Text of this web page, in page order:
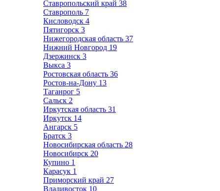
Ставропольский край 38
Ставрополь 7
Кисловодск 4
Пятигорск 3
Нижегородская область 37
Нижний Новгород 19
Дзержинск 3
Выкса 3
Ростовская область 36
Ростов-на-Дону 13
Таганрог 5
Сальск 2
Иркутская область 31
Иркутск 14
Ангарск 5
Братск 3
Новосибирская область 28
Новосибирск 20
Купино 1
Карасук 1
Приморский край 27
Владивосток 10